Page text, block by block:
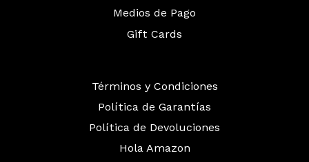
Medios de Pago
Gift Cards
Términos y Condiciones
Política de Garantías
Política de Devoluciones
Hola Amazon